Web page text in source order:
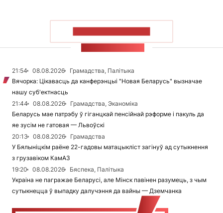
21:54 08.08.2026
Грамадства, Палітыка
Вячорка: Цікавасць да канферэнцыі "Новая Беларусь" вызначае
нашу суб'ектнасць
21:44
08.08.2026
Грамадства, Эканоміка
Беларусь мае патрэбу ў гіганцкай пенсійнай рэформе і пакуль да
яе зусім не гатовая — Львоўскі
20:13
08.08.2026
Грамадства
У Бялыніцкім раёне 22-гадовы матацыкліст загінуў ад сутыкнення
з грузавіком КамАЗ
19:20
08.08.2026
Бяспека, Палітыка
Украіна не пагражае Беларусі, але Мінск павінен разумець, з чым
сутыкнецца ў выпадку далучэння да вайны — Дземчанка